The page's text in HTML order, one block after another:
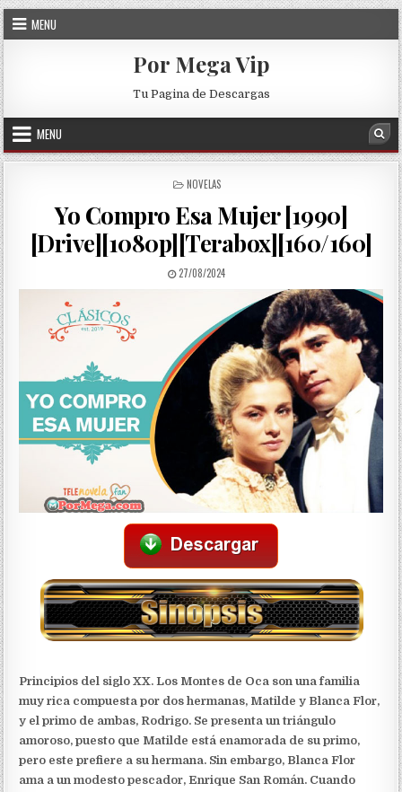
Skip to content
MENU
Por Mega Vip
Tu Pagina de Descargas
MENU
POSTED IN
NOVELAS
Yo Compro Esa Mujer [1990]
[Drive][1080p][Terabox][160/160]
PUBLISHED DATE:
27/08/2024
Principios del siglo XX. Los Montes de Oca son una familia
muy rica compuesta por dos hermanas, Matilde y Blanca Flor,
y el primo de ambas, Rodrigo. Se presenta un triángulo
amoroso, puesto que Matilde está enamorada de su primo,
pero este prefiere a su hermana. Sin embargo, Blanca Flor
ama a un modesto pescador, Enrique San Román. Cuando